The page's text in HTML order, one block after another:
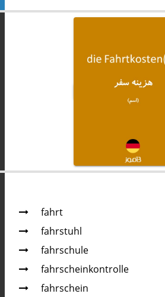
fahrt
fahrstuhl
fahrschule
fahrscheinkontrolle
fahrschein